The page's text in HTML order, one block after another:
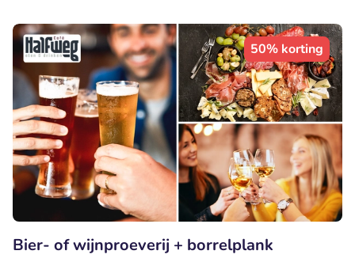
50% korting
Bier- of wijnproeverij + borrelplank